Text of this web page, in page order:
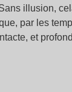
illusion,
par les
et